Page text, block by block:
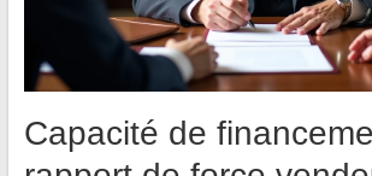
Capacité de